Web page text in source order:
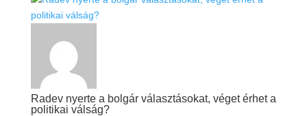
Radev nyerte a bolgár választásokat, véget érhet a
politikai válság?